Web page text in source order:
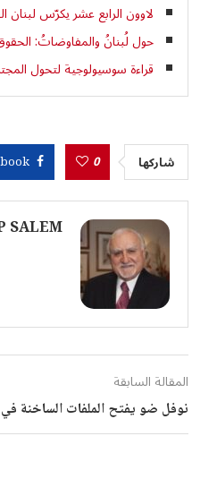
لاوون الرابع عشر يكرّس
حول لُبنانُ والمفاوضاتُ:
قراءة سوسيولوجية لتحول
شاركها 0
SALEM
المقالة السابقة
نوفل ضو يفتح الملفات الساخنة